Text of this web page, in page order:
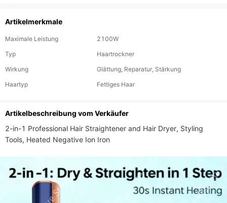
Artikelmerkmale
Maximale Leistung
2100W
Typ
Haartrockner
Wirkung
Glättung, Reparatur, Stärkung
Haartyp
Fettiges Haar
Artikelbeschreibung vom Verkäufer
2-in-1 Professional Hair Straightener and Hair Dryer, Styling
Tools, Heated Negative Ion Iron